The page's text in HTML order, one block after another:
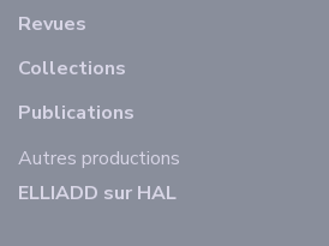
Revues
Collections
Publications
Autres productions
ELLIADD sur HAL